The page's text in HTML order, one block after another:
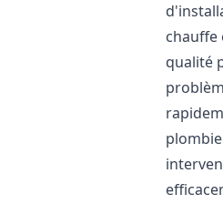
chauffe
qualité